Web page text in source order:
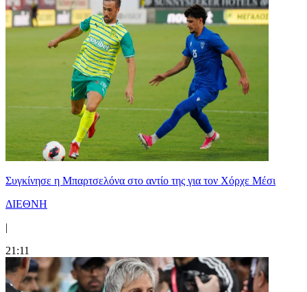
Συγκίνησε η Μπαρτσελόνα στο αντίο της για τον Χόρχε Μέσι
ΔΙΕΘΝΗ
|
21:11